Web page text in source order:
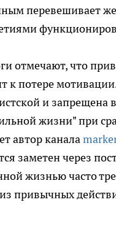
перевешивает
отмечают, что
к потере
и
жизни" при
автор канала
заметен через
жизнью часто
привычных